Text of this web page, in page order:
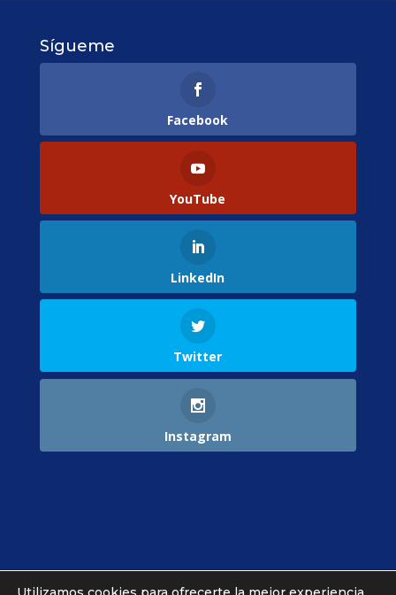
Sígueme
Facebook
YouTube
LinkedIn
Twitter
Instagram